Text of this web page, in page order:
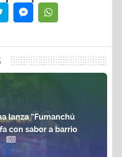
lanza “Fumanchú
con sabor a barrio